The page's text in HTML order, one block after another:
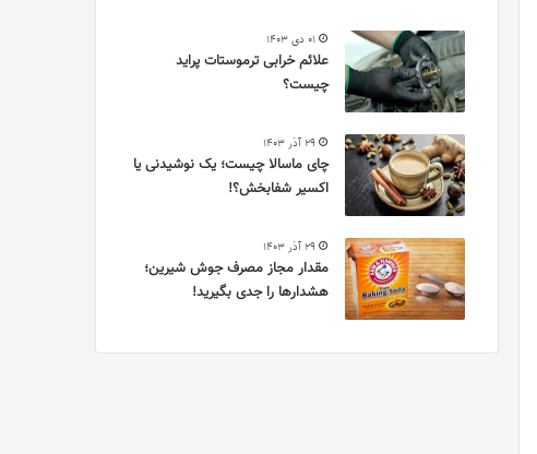
01 دی 1403
علائم خرابی ترموستات پراید
چیست؟
29 آذر 1403
چای ماسالا چیست؛ یک نوشیدنی یا
اکسیر شفابخش؟!
29 آذر 1403
مقدار مجاز مصرف جوش شیرین؛
هشدارها را جدی بگیرید!